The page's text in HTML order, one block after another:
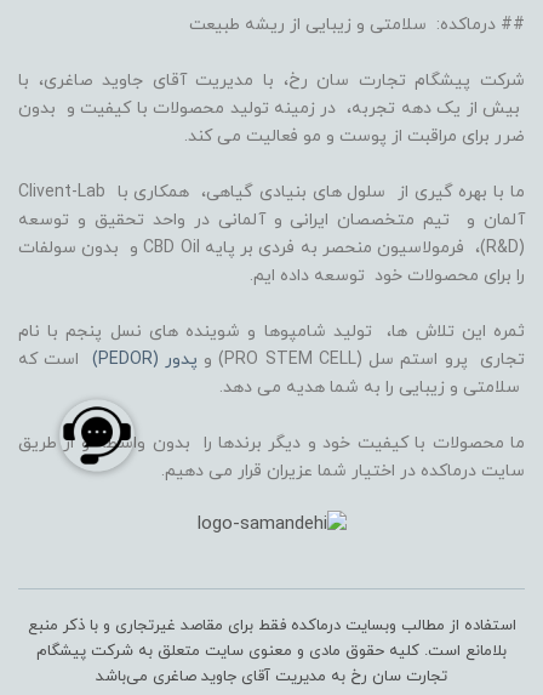
## درماکده: سلامتی و زیبایی از ریشه طبیعت
شرکت پیشگام تجارت سان رخ، با مدیریت آقای جاوید صاغری، با
بیش از یک دهه تجربه، در زمینه تولید محصولات با کیفیت و بدون
ضرر برای مراقبت از پوست و مو فعالیت می کند.
ما با بهره گیری از سلول های بنیادی گیاهی، همکاری با Clivent-Lab
آلمان و تیم متخصصان ایرانی و آلمانی در واحد تحقیق و توسعه
(R&D)، فرمولاسیون منحصر به فردی بر پایه CBD Oil و بدون سولفات
را برای محصولات خود توسعه داده ایم.
ثمره این تلاش ها، تولید شامپوها و شوینده های نسل پنجم با نام
تجاری پرو استم سل (PRO STEM CELL) و
پدور (PEDOR)
است که
سلامتی و زیبایی را به شما هدیه می دهد.
ما محصولات با کیفیت خود و دیگر برندها را بدون واسطه و از طریق
سایت درماکده در اختیار شما عزیران قرار می دهیم.
استفاده از مطالب وبسایت درماکده فقط برای مقاصد غیرتجاری و با ذکر منبع
بلامانع است. کلیه حقوق مادی و معنوی سایت متعلق به شرکت پیشگام
تجارت سان رخ به مدیریت آقای جاوید صاغری می‌باشد